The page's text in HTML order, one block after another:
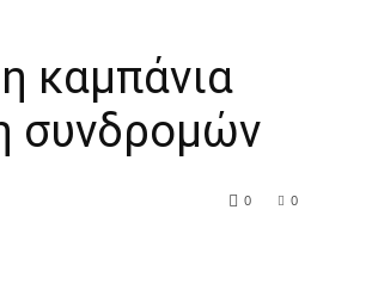
καμπάνια
συνδρομών
0
0